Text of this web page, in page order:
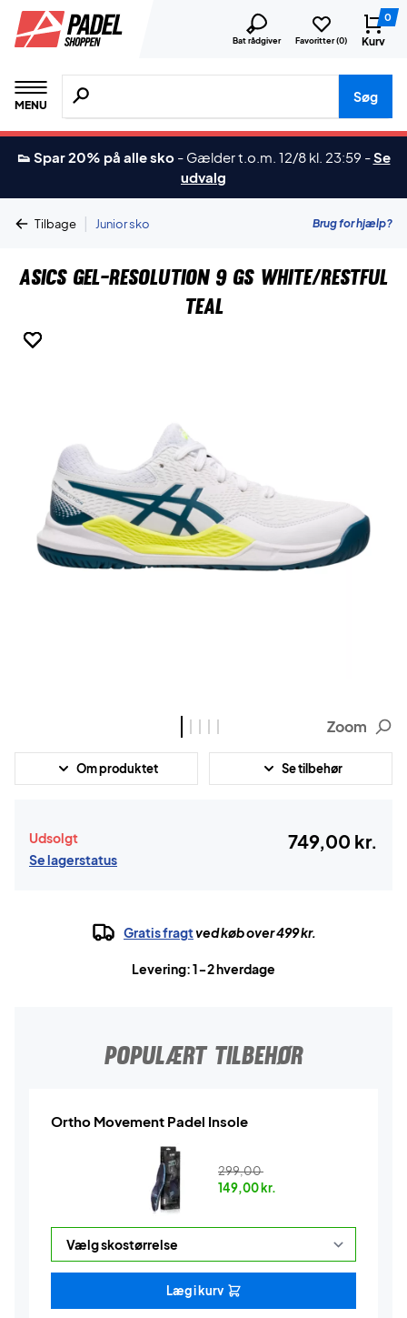
Bat rådgiver Favoritter (0)
0
Kurv
MENU
Søg efter produkter, mærker etc.
Søg
👟 Spar 20% på alle sko - Gælder t.o.m. 12/8 kl. 23:59 -Se
udvalg
Tilbage | Junior sko Brug for hjælp?
Asics Gel-Resolution 9 GS White/Restful
Teal
Zoom
Om produktet Se tilbehør
Udsolgt
Se lagerstatus
749,00 kr.
Gratis fragtved køb over 499 kr.
Levering: 1-2 hverdage
POPULÆRT TILBEHØR
Ortho Movement Padel Insole
299,00
149,00 kr.
Læg i kurv